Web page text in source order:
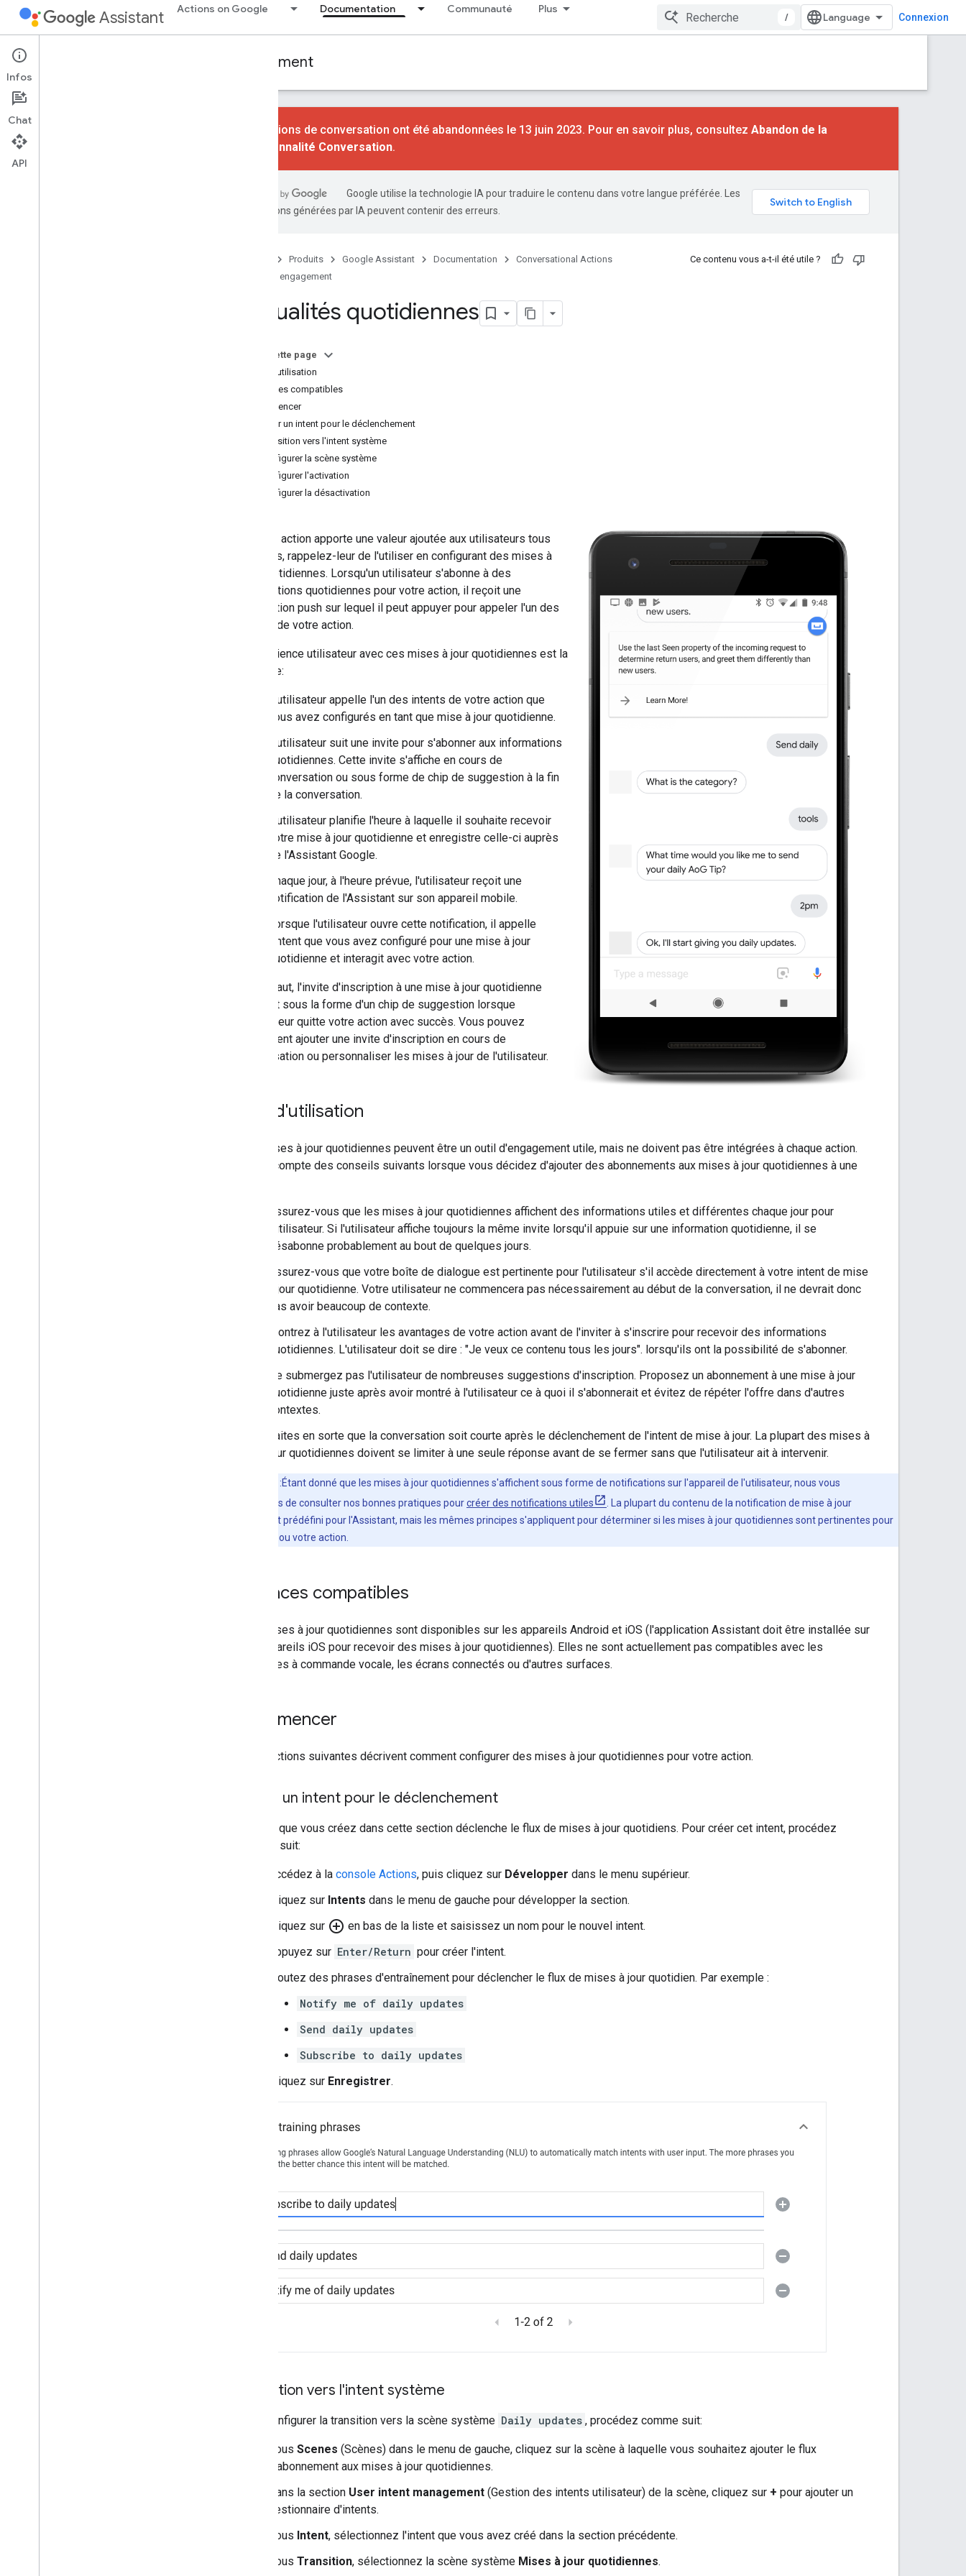
Assistant Actions on Google Documentation Communauté Plus
/ Connexion
Conversational Actions User engagement
Découvrir les principes de base
Les actions de conversation ont été abandonnées le 13 juin 2023. Pour en savoir plus, consultez Abandon de la
fonctionnalité Conversation.
Google utilise la technologie IA pour traduire le contenu dans votre langue préférée. Les
traductions générées par IA peuvent contenir des erreurs.
Produits Google Assistant Documentation
Conversational Actions
User engagement
Ce contenu vous a-t-il été utile ?
Actualités quotidiennes
Sur cette page
Cas d'utilisation
Surfaces compatibles
Commencer
Créer un intent pour le déclenchement
Transition vers l'intent système
Configurer la scène système
Configurer l'activation
Configurer la désactivation
Si votre action apporte une valeur ajoutée aux utilisateurs tous
les jours, rappelez-leur de l'utiliser en configurant des mises à
jour quotidiennes. Lorsqu'un utilisateur s'abonne à des
informations quotidiennes pour votre action, il reçoit une
notification push sur lequel il peut appuyer pour appeler l'un des
intents de votre action.
L'expérience utilisateur avec ces mises à jour quotidiennes est la
suivante:
L'utilisateur appelle l'un des intents de votre action que
vous avez configurés en tant que mise à jour quotidienne.
L'utilisateur suit une invite pour s'abonner aux informations
quotidiennes. Cette invite s'affiche en cours de
conversation ou sous forme de chip de suggestion à la fin
de la conversation.
L'utilisateur planifie l'heure à laquelle il souhaite recevoir
votre mise à jour quotidienne et enregistre celle-ci auprès
de l'Assistant Google.
Chaque jour, à l'heure prévue, l'utilisateur reçoit une
notification de l'Assistant sur son appareil mobile.
Lorsque l'utilisateur ouvre cette notification, il appelle
l'intent que vous avez configuré pour une mise à jour
quotidienne et interagit avec votre action.
Par défaut, l'invite d'inscription à une mise à jour quotidienne
apparaît sous la forme d'un chip de suggestion lorsque
l'utilisateur quitte votre action avec succès. Vous pouvez
également ajouter une invite d'inscription en cours de
conversation ou personnaliser les mises à jour de l'utilisateur.
Cas d'utilisation
Les mises à jour quotidiennes peuvent être un outil d'engagement utile, mais ne doivent pas être intégrées à chaque action.
Tenez compte des conseils suivants lorsque vous décidez d'ajouter des abonnements aux mises à jour quotidiennes à une
Assurez-vous que les mises à jour quotidiennes affichent des informations utiles et différentes chaque jour pour
l'utilisateur. Si l'utilisateur affiche toujours la même invite lorsqu'il appuie sur une information quotidienne, il se
désabonne probablement au bout de quelques jours.
Assurez-vous que votre boîte de dialogue est pertinente pour l'utilisateur s'il accède directement à votre intent de mise
à jour quotidienne. Votre utilisateur ne commencera pas nécessairement au début de la conversation, il ne devrait donc
pas avoir beaucoup de contexte.
Montrez à l'utilisateur les avantages de votre action avant de l'inviter à s'inscrire pour recevoir des informations
quotidiennes. L'utilisateur doit se dire : "Je veux ce contenu tous les jours". lorsqu'ils ont la possibilité de s'abonner.
Ne submergez pas l'utilisateur de nombreuses suggestions d'inscription. Proposez un abonnement à une mise à jour
quotidienne juste après avoir montré à l'utilisateur ce à quoi il s'abonnerait et évitez de répéter l'offre dans d'autres
contextes.
Faites en sorte que la conversation soit courte après le déclenchement de l'intent de mise à jour. La plupart des mises à
jour quotidiennes doivent se limiter à une seule réponse avant de se fermer sans que l'utilisateur ait à intervenir.
:Étant donné que les mises à jour quotidiennes s'affichent sous forme de notifications sur l'appareil de l'utilisateur, nous vous
recommandons de consulter nos bonnes pratiques pourcréer des notifications utiles
. La plupart du contenu de la notification de mise à jour
quotidienne est prédéfini pour l'Assistant, mais les mêmes principes s'appliquent pour déterminer si les mises à jour quotidiennes sont pertinentes pour
votre intention ou votre action.
Surfaces compatibles
Des mises à jour quotidiennes sont disponibles sur les appareils Android et iOS (l'application Assistant doit être installée sur
les appareils iOS pour recevoir des mises à jour quotidiennes). Elles ne sont actuellement pas compatibles avec les
enceintes à commande vocale, les écrans connectés ou d'autres surfaces.
Commencer
Les sections suivantes décrivent comment configurer des mises à jour quotidiennes pour votre action.
Créer un intent pour le déclenchement
L'intent que vous créez dans cette section déclenche le flux de mises à jour quotidiens. Pour créer cet intent, procédez
comme suit:
Accédez à la console Actions, puis cliquez sur Développer dans le menu supérieur.
Cliquez sur Intents dans le menu de gauche pour développer la section.
Cliquez sur add_circle_outline en bas de la liste et saisissez un nom pour le nouvel intent.
Appuyez sur Enter/Return pour créer l'intent.
Ajoutez des phrases d'entraînement pour déclencher le flux de mises à jour quotidien. Par exemple :
Notify me of daily updates
Send daily updates
Subscribe to daily updates
Cliquez sur Enregistrer.
Transition vers l'intent système
Pour configurer la transition vers la scène système Daily updates , procédez comme suit:
Sous Scenes (Scènes) dans le menu de gauche, cliquez sur la scène à laquelle vous souhaitez ajouter le flux
d'abonnement aux mises à jour quotidiennes.
Dans la section User intent management (Gestion des intents utilisateur) de la scène, cliquez sur + pour ajouter un
gestionnaire d'intents.
Sous Intent, sélectionnez l'intent que vous avez créé dans la section précédente.
Sous Transition, sélectionnez la scène système Mises à jour quotidiennes.
Infos
Chat
API